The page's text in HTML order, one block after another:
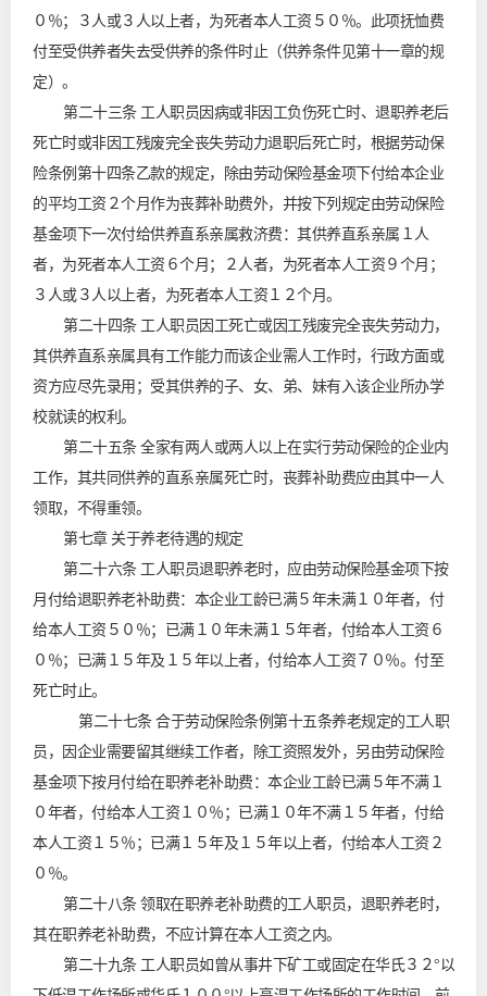
０％；３人或３人以上者，为死者本人工资５０％。此项抚恤费
付至受供养者失去受供养的条件时止（供养条件见第十一章的规
定）。
第二十三条 工人职员因病或非因工负伤死亡时、退职养老后
死亡时或非因工残废完全丧失劳动力退职后死亡时，根据劳动保
险条例第十四条乙款的规定，除由劳动保险基金项下付给本企业
的平均工资２个月作为丧葬补助费外，并按下列规定由劳动保险
基金项下一次付给供养直系亲属救济费：其供养直系亲属１人
者，为死者本人工资６个月；２人者，为死者本人工资９个月；
３人或３人以上者，为死者本人工资１２个月。
第二十四条 工人职员因工死亡或因工残废完全丧失劳动力，
其供养直系亲属具有工作能力而该企业需人工作时，行政方面或
资方应尽先录用；受其供养的子、女、弟、妹有入该企业所办学
校就读的权利。
第二十五条 全家有两人或两人以上在实行劳动保险的企业内
工作，其共同供养的直系亲属死亡时，丧葬补助费应由其中一人
领取，不得重领。
第七章 关于养老待遇的规定
第二十六条 工人职员退职养老时，应由劳动保险基金项下按
月付给退职养老补助费：本企业工龄已满５年未满１０年者，付
给本人工资５０％；已满１０年未满１５年者，付给本人工资６
０％；已满１５年及１５年以上者，付给本人工资７０％。付至
死亡时止。
第二十七条 合于劳动保险条例第十五条养老规定的工人职
员，因企业需要留其继续工作者，除工资照发外，另由劳动保险
基金项下按月付给在职养老补助费：本企业工龄已满５年不满１
０年者，付给本人工资１０％；已满１０年不满１５年者，付给
本人工资１５％；已满１５年及１５年以上者，付给本人工资２
０％。
第二十八条 领取在职养老补助费的工人职员，退职养老时，
其在职养老补助费，不应计算在本人工资之内。
第二十九条 工人职员如曾从事井下矿工或固定在华氏３２°以